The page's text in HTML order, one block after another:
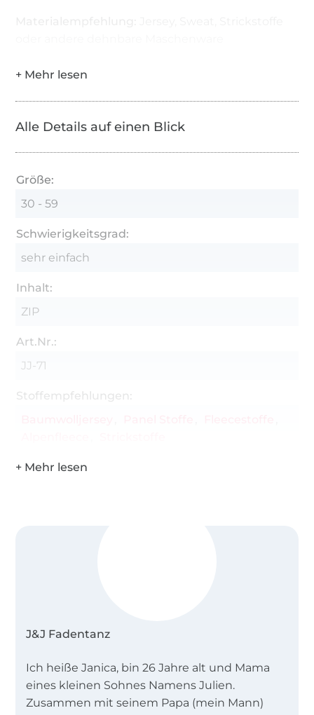
Alle Details auf einen Blick
Größe:
30 - 59
Schwierigkeitsgrad:
sehr einfach
Inhalt:
ZIP
Art.Nr.:
JJ-71
Stoffempfehlungen:
J&J Fadentanz
Ich heiße Janica, bin 26 Jahre alt und Mama
eines kleinen Sohnes Namens Julien.
Zusammen mit seinem Papa (mein Mann)